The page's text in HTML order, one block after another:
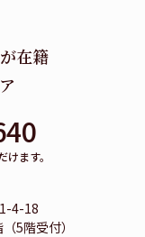
在籍
ます。
4-18
5階受付）